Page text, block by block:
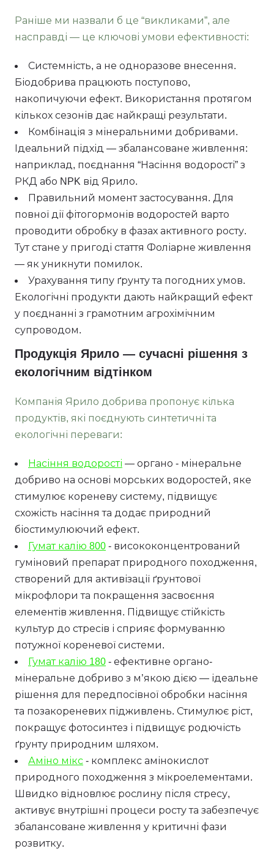
Раніше ми назвали б це “викликами”, але
насправді — це ключові умови ефективності:
Системність, а не одноразове внесення.
Біодобрива працюють поступово,
накопичуючи ефект. Використання протягом
кількох сезонів дає найкращі результати.
Комбінація з мінеральними добривами.
Ідеальний підхід — збалансоване живлення:
наприклад, поєднання “Насіння водорості” з
РКД або NPK від Ярило.
Правильний момент застосування. Для
повної дії фітогормонів водоростей варто
проводити обробку в фазах активного росту.
Тут стане у пригоді стаття Фоліарне живлення
— як уникнути помилок.
Урахування типу ґрунту та погодних умов.
Екологічні продукти дають найкращий ефект
у поєднанні з грамотним агрохімічним
супроводом.
Продукція Ярило — сучасні рішення з
екологічним відтінком
Компанія Ярило добрива пропонує кілька
продуктів, які поєднують синтетичні та
екологічні переваги:
Насіння водорості — органо - мінеральне
добриво на основі морських водоростей, яке
стимулює кореневу систему, підвищує
схожість насіння та додає природний
біостимулюючий ефект.
Гумат калію 800 - висококонцентрований
гуміновий препарат природного походження,
створений для активізації ґрунтової
мікрофлори та покращення засвоєння
елементів живлення. Підвищує стійкість
культур до стресів і сприяє формуванню
потужної кореневої системи.
Гумат калію 180 - ефективне органо-
мінеральне добриво з м’якою дією — ідеальне
рішення для передпосівної обробки насіння
та позакореневих підживлень. Стимулює ріст,
покращує фотосинтез і підвищує родючість
ґрунту природним шляхом.
Аміно мікс - комплекс амінокислот
природного походження з мікроелементами.
Швидко відновлює рослину після стресу,
активує внутрішні процеси росту та забезпечує
збалансоване живлення у критичні фази
розвитку.